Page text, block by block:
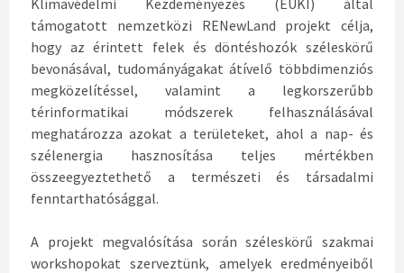
Klímavédelmi Kezdeményezés (EUKI) által
támogatott nemzetközi RENewLand projekt célja,
hogy az érintett felek és döntéshozók széleskörű
bevonásával, tudományágakat átívelő többdimenziós
megközelítéssel, valamint a legkorszerűbb
térinformatikai módszerek felhasználásával
meghatározza azokat a területeket, ahol a nap- és
szélenergia hasznosítása teljes mértékben
összeegyeztethető a természeti és társadalmi
fenntarthatósággal.
A projekt megvalósítása során széleskörű szakmai
workshopokat szerveztünk, amelyek eredményeiből